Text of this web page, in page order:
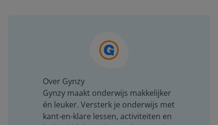
Over Gynzy
Gynzy maakt onderwijs makkelijker
én leuker. Versterk je onderwijs met
kant-en-klare lessen, activiteiten en